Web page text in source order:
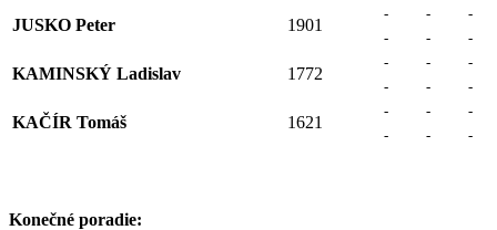
JUSKO Peter 1901
- -
-
-
- -
KAMINSKÝ Ladislav 1772
- -
-
-
- -
KAČÍR Tomáš 1621
- -
-
-
- -
Konečné poradie: